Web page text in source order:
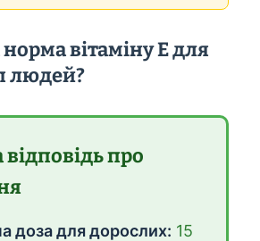
вітаміну Е для
людей?
про
доза для дорослих: 15